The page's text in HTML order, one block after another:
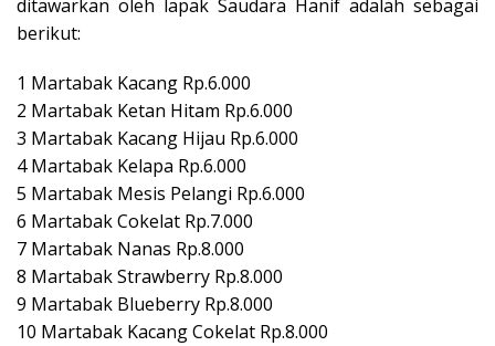
ditawarkan oleh lapak Saudara Hanif adalah sebagai
berikut:
1 Martabak Kacang Rp.6.000
2 Martabak Ketan Hitam Rp.6.000
3 Martabak Kacang Hijau Rp.6.000
4 Martabak Kelapa Rp.6.000
5 Martabak Mesis Pelangi Rp.6.000
6 Martabak Cokelat Rp.7.000
7 Martabak Nanas Rp.8.000
8 Martabak Strawberry Rp.8.000
9 Martabak Blueberry Rp.8.000
10 Martabak Kacang Cokelat Rp.8.000